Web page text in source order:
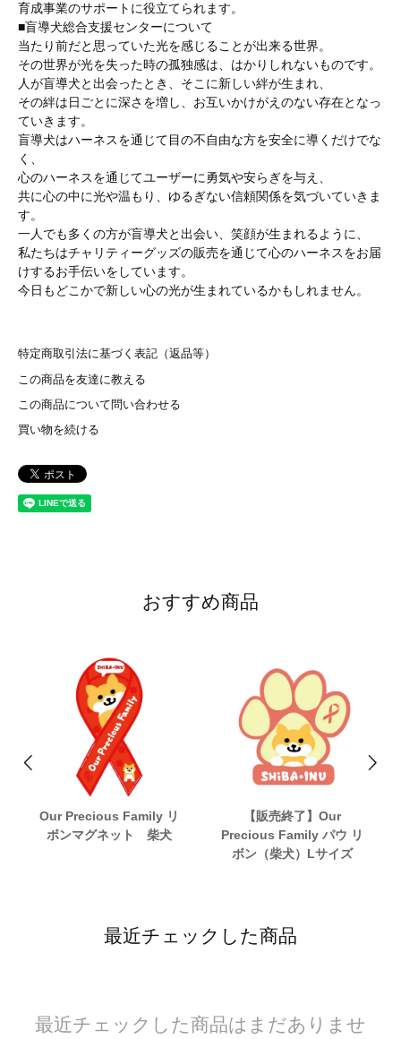
育成事業のサポートに役立てられます。
■盲導犬総合支援センターについて
当たり前だと思っていた光を感じることが出来る世界。
その世界が光を失った時の孤独感は、はかりしれないものです。
人が盲導犬と出会ったとき、そこに新しい絆が生まれ、
その絆は日ごとに深さを増し、お互いかけがえのない存在となっ
ていきます。
盲導犬はハーネスを通じて目の不自由な方を安全に導くだけでな
く、
心のハーネスを通じてユーザーに勇気や安らぎを与え、
共に心の中に光や温もり、ゆるぎない信頼関係を気づいていきま
す。
一人でも多くの方が盲導犬と出会い、笑顔が生まれるように、
私たちはチャリティーグッズの販売を通じて心のハーネスをお届
けするお手伝いをしています。
今日もどこかで新しい心の光が生まれているかもしれません。
特定商取引法に基づく表記（返品等）
この商品を友達に教える
この商品について問い合わせる
買い物を続ける
おすすめ商品
Our Precious Family リ
ボンマグネット 柴犬
【販売終了】Our
Precious Family パウ リ
ボン（柴犬）Lサイズ
最近チェックした商品
最近チェックした商品はまだありませ